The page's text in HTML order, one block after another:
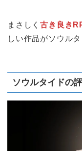
まさしく古き良き
しい作品がソウル
ソウルタイドの